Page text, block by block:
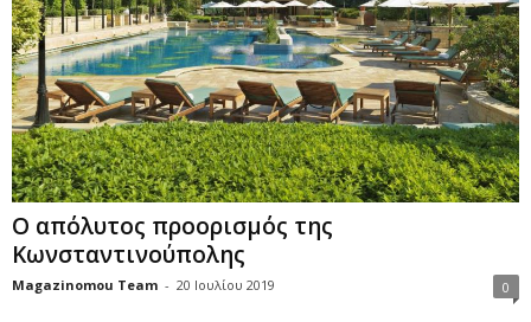
Ο απόλυτος προορισμός της
Κωνσταντινούπολης
Magazinomou Team - 20 Ιουλίου 2019 0